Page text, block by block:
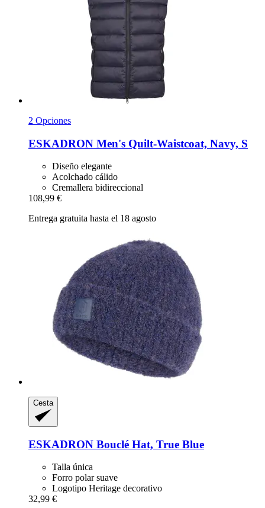
2 Opciones
ESKADRON Men's Quilt-​Waistcoat, Navy, S
Diseño elegante
Acolchado cálido
Cremallera bidireccional
108,99 €
Entrega gratuita hasta el 18 agosto
Cesta
ESKADRON Bouclé Hat, True Blue
Talla única
Forro polar suave
Logotipo Heritage decorativo
32,99 €